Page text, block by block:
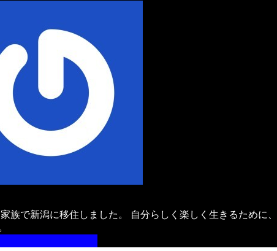
族で新潟に移住しました。 自分らしく楽しく生きるために